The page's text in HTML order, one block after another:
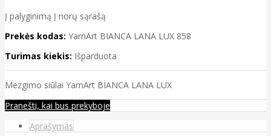
Į palyginimą Į norų sąrašą
Prekės kodas: YarnArt BIANCA LANA LUX 858
Turimas kiekis: Išparduota
Mezgimo siūlai YarnArt BIANCA LANA LUX
Pranešti, kai bus prekyboje
Aprašymas